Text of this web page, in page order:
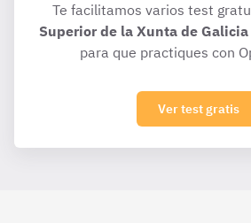
Te facilitamos varios test
Superior de la Xunta de
para que practiques con
Ver test gratis